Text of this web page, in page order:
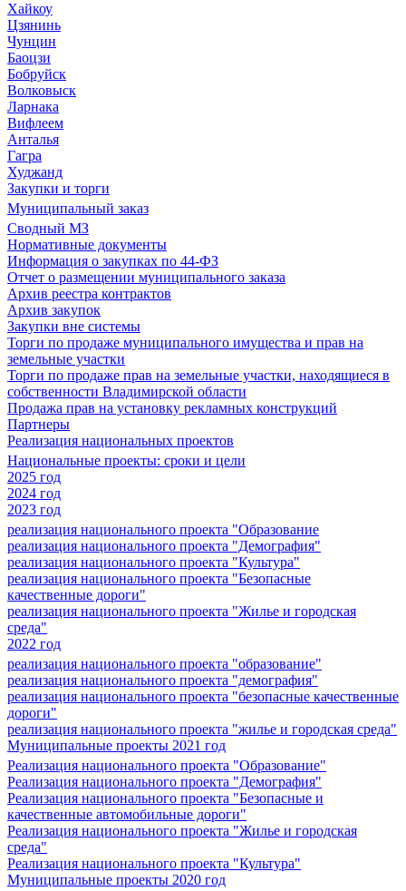
Хайкоу
Цзянинь
Чунцин
Баоцзи
Бобруйск
Волковыск
Ларнака
Вифлеем
Анталья
Гагра
Худжанд
Закупки и торги
Муниципальный заказ
Сводный МЗ
Нормативные документы
Информация о закупках по 44-ФЗ
Отчет о размещении муниципального заказа
Архив реестра контрактов
Архив закупок
Закупки вне системы
Торги по продаже муниципального имущества и прав на
земельные участки
Торги по продаже прав на земельные участки, находящиеся в
собственности Владимирской области
Продажа прав на установку рекламных конструкций
Партнеры
Реализация национальных проектов
Национальные проекты: сроки и цели
2025 год
2024 год
2023 год
реализация национального проекта "Образование
реализация национального проекта "Демография"
реализация национального проекта "Культура"
реализация национального проекта "Безопасные
качественные дороги"
реализация национального проекта "Жилье и городская
среда"
2022 год
реализация национального проекта "образование"
реализация национального проекта "демография"
реализация национального проекта "безопасные качественные
дороги"
реализация национального проекта "жилье и городская среда"
Муниципальные проекты 2021 год
Реализация национального проекта "Образование"
Реализация национального проекта "Демография"
Реализация национального проекта "Безопасные и
качественные автомобильные дороги"
Реализация национального проекта "Жилье и городская
среда"
Реализация национального проекта "Культура"
Муниципальные проекты 2020 год